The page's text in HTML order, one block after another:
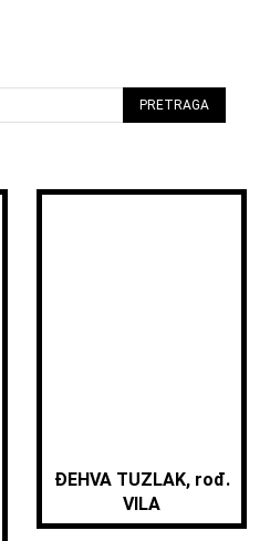
PRETRAGA
ĐEHVA TUZLAK, rođ.
VILA